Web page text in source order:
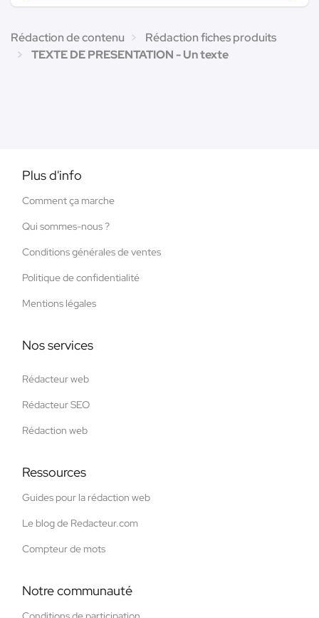
Rédaction de contenu
Rédaction fiches produits
TEXTE DE PRESENTATION - Un texte
Plus d'info
Comment ça marche
Qui sommes-nous ?
Conditions générales de ventes
Politique de confidentialité
Mentions légales
Nos services
Rédacteur web
Rédacteur SEO
Rédaction web
Ressources
Guides pour la rédaction web
Le blog de Redacteur.com
Compteur de mots
Notre communauté